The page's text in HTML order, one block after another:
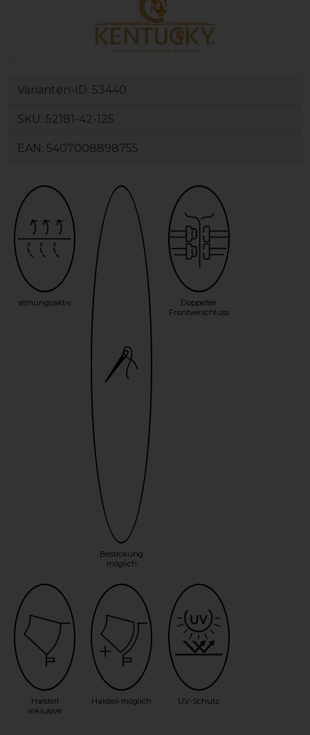
Varianten-ID: 53440
SKU: 52181-42-125
EAN: 5407008898755
atmungsaktiv
Bestickung
möglich
Doppelter
Frontverschluss
Halsteil
inklusive
Halsteil möglich UV-Schutz